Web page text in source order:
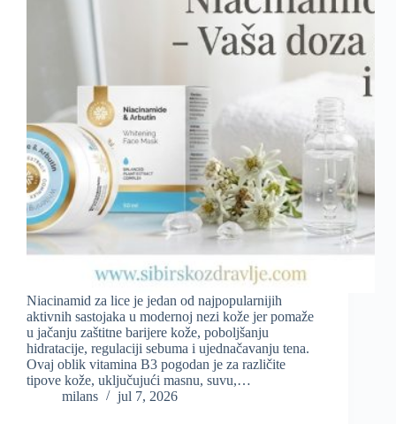
Niacinamid za lice je jedan od najpopularnijih
aktivnih sastojaka u modernoj nezi kože jer pomaže
u jačanju zaštitne barijere kože, poboljšanju
hidratacije, regulaciji sebuma i ujednačavanju tena.
Ovaj oblik vitamina B3 pogodan je za različite
tipove kože, uključujući masnu, suvu,…
milans
jul 7, 2026